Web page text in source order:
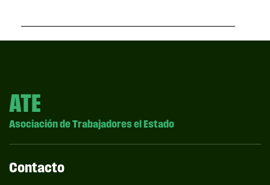
ATE
Asociación de Trabajadores el Estado
Contacto